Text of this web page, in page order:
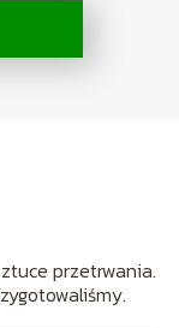
przetrwania.